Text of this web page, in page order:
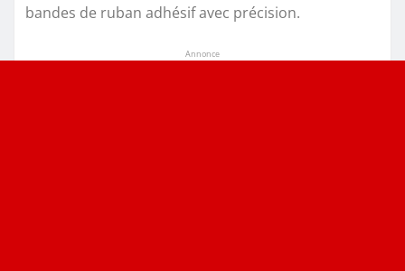
bandes de ruban adhésif avec précision.
Annonce